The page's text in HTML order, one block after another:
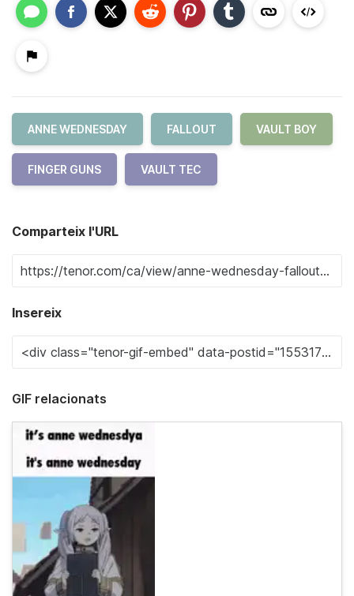
ANNE WEDNESDAY FALLOUT VAULT BOY
FINGER GUNS VAULT TEC
Comparteix l'URL
Insereix
GIF relacionats